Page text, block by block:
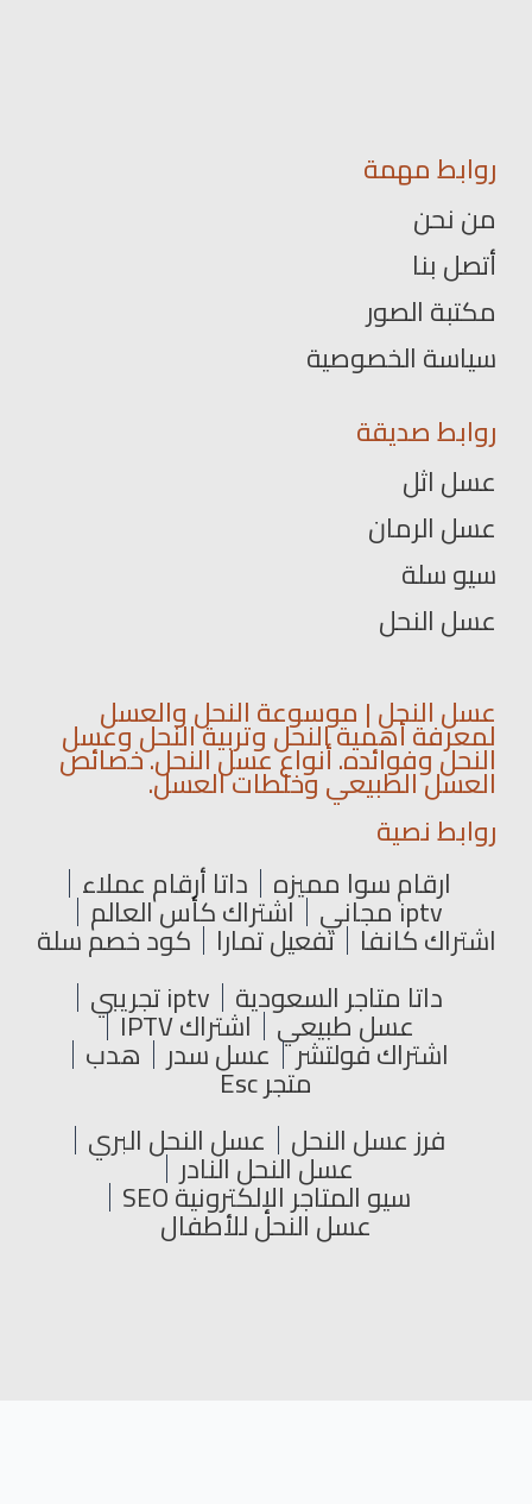
روابط مهمة
من نحن
أتصل بنا
مكتبة الصور
سياسة الخصوصية
روابط صديقة
عسل اثل
عسل الرمان
سيو سلة
عسل النحل
عسل النحل | موسوعة النحل والعسل
لمعرفة أهمية النحل وتربية النحل وعسل
النحل وفوائده. أنواع عسل النحل. خصائص
العسل الطبيعي وخلطات العسل.
روابط نصية
ارقام سوا مميزه داتا أرقام عملاء
iptv مجاني اشتراك كأس العالم
اشتراك كانفا تفعيل تمارا كود خصم سلة
داتا متاجر السعودية iptv تجريبي
عسل طبيعي اشتراك IPTV
اشتراك فولتشر عسل سدر هدب
متجر Esc
فرز عسل النحل عسل النحل البري
عسل النحل النادر
سيو المتاجر الإلكترونية SEO
عسل النحل للأطفال